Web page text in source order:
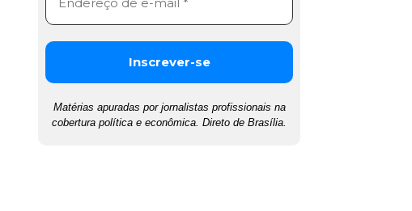
Matérias apuradas por jornalistas profissionais na
cobertura política e econômica. Direto de Brasília.